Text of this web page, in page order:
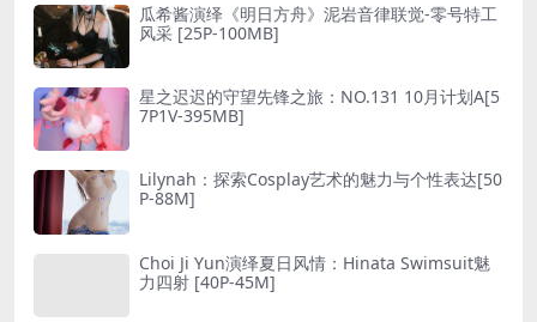
瓜希酱演绎《明日方舟》泥岩音律联觉-零号特工
风采 [25P-100MB]
星之迟迟的守望先锋之旅：NO.131 10月计划A[5
7P1V-395MB]
Lilynah：探索Cosplay艺术的魅力与个性表达[50
P-88M]
Choi Ji Yun演绎夏日风情：Hinata Swimsuit魅
力四射 [40P-45M]